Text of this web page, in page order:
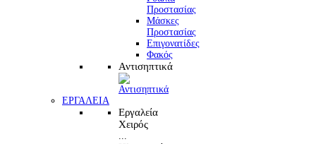
Προστασίας
Μάσκες
Προστασίας
Επιγονατίδες
Φακός
Αντισηπτικά
ΕΡΓΑΛΕΙΑ
Εργαλεία
Χειρός
...